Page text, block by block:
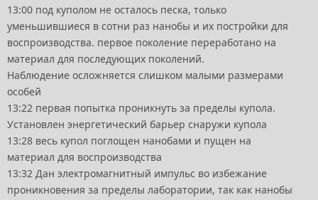
13:00 под куполом не осталось песка, только
уменьшившиеся в сотни раз нанобы и их постройки для
воспроизводства. первое поколение переработано на
материал для последующих поколений.
Наблюдение осложняется слишком малыми размерами
особей
13:22 первая попытка проникнуть за пределы купола.
Установлен энергетический барьер снаружи купола
13:28 весь купол поглощен нанобами и пущен на
материал для воспроизводства
13:32 Дан электромагнитный импульс во избежание
проникновения за пределы лаборатории, так как нанобы